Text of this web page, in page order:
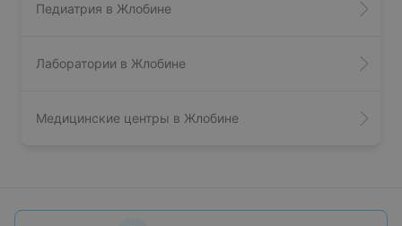
Педиатрия в Жлобине
Лаборатории в Жлобине
Медицинские центры в Жлобине